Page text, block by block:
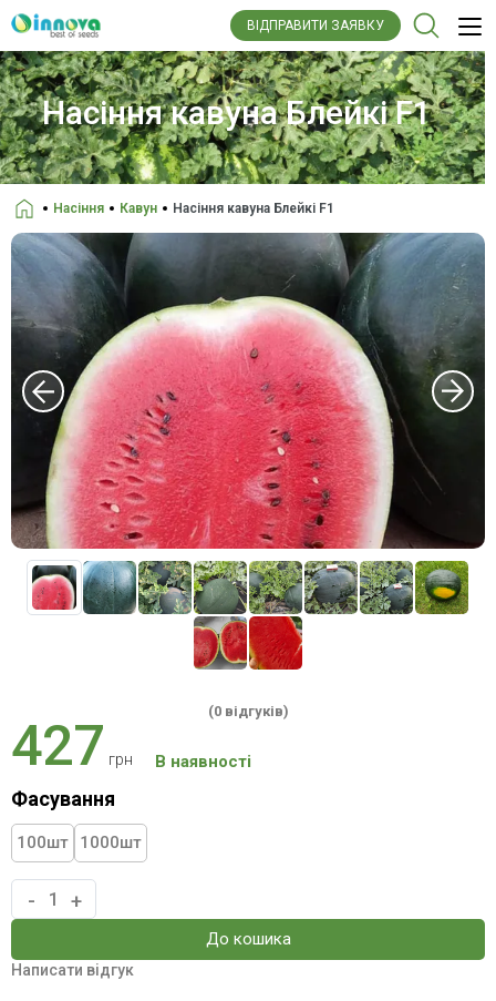
ВІДПРАВИТИ ЗАЯВКУ
Насіння кавуна Блейкі F1
Головна
Насіння Кавун Насіння кавуна Блейкі F1
(0 відгуків)
427 грн В наявності
Фасування
100шт 1000шт
- +
До кошика
Написати відгук